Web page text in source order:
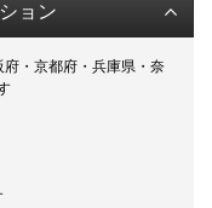
ョン
・京都府・兵庫県・奈